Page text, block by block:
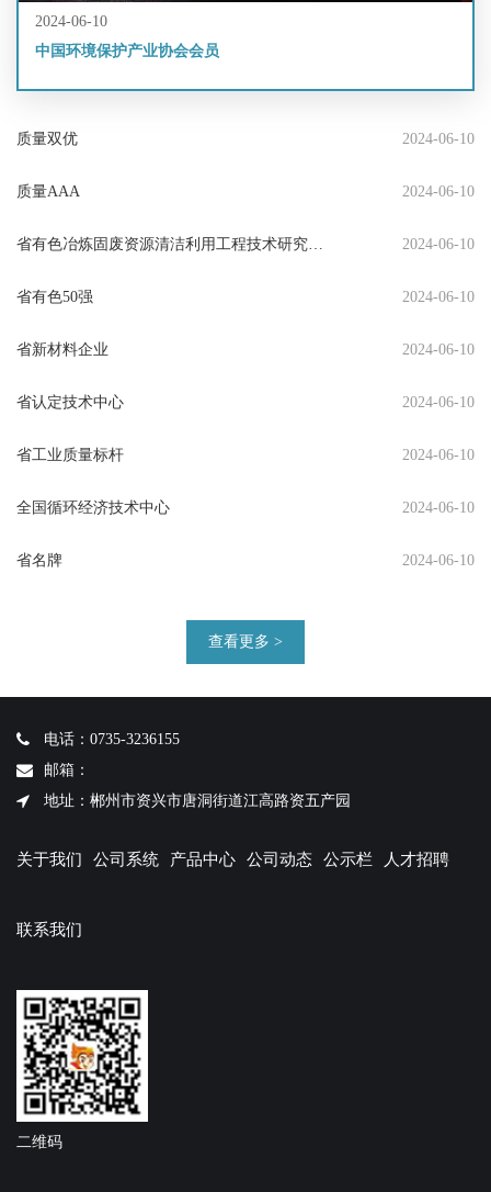
2024-06-10
中国环境保护产业协会会员
质量双优 2024-06-10
质量AAA 2024-06-10
省有色冶炼固废资源清洁利用工程技术研究中
2024-06-10
省有色50强 2024-06-10
省新材料企业 2024-06-10
省认定技术中心 2024-06-10
省工业质量标杆 2024-06-10
全国循环经济技术中心 2024-06-10
省名牌 2024-06-10
查看更多 >
电话：0735-3236155
邮箱：
地址：郴州市资兴市唐洞街道江高路资五产园
关于我们 公司系统 产品中心 公司动态 公示栏 人才招聘
联系我们
二维码